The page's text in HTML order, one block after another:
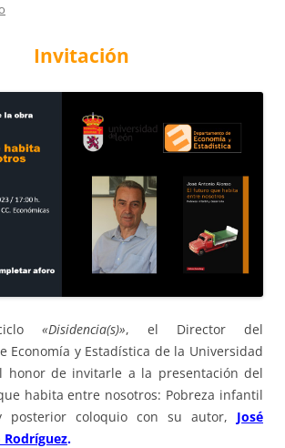
Invitación
«Disidencia(s)», el Director del
Economía y Estadística de la Universidad
honor de invitarle a la presentación del
habita entre nosotros: Pobreza infantil
posterior coloquio con su autor,
José
.